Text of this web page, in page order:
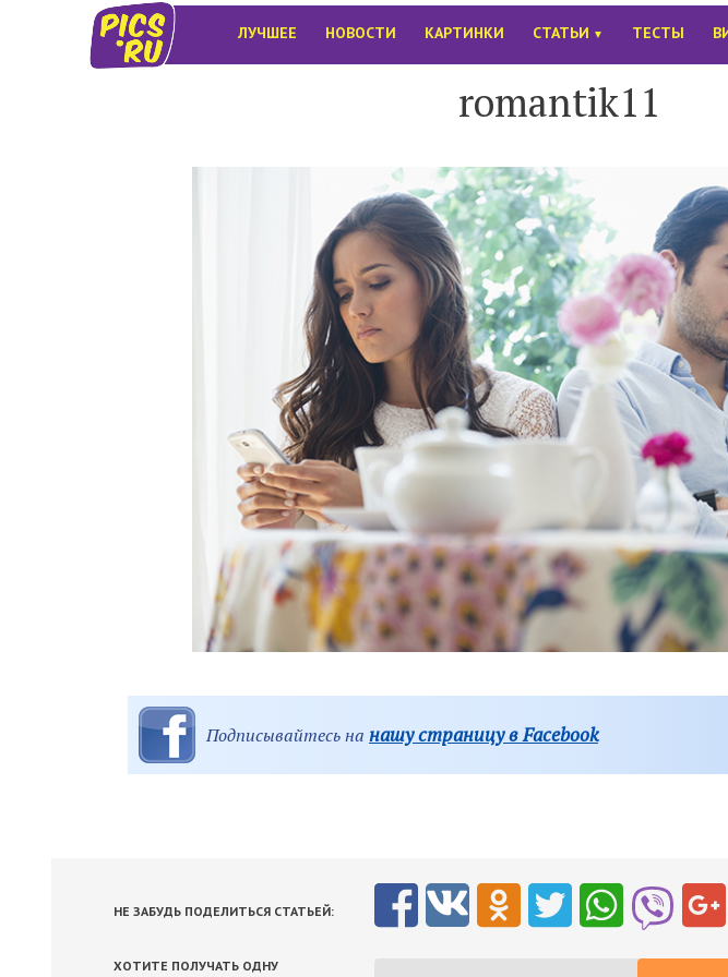
ЛУЧШЕЕ НОВОСТИ КАРТИНКИ СТАТЬИ ▼ ТЕСТЫ
romantik11
Подписывайтесь на нашу страницу в Facebook
НЕ ЗАБУДЬ ПОДЕЛИТЬСЯ СТАТЬЕЙ:
ХОТИТЕ ПОЛУЧАТЬ ОДНУ